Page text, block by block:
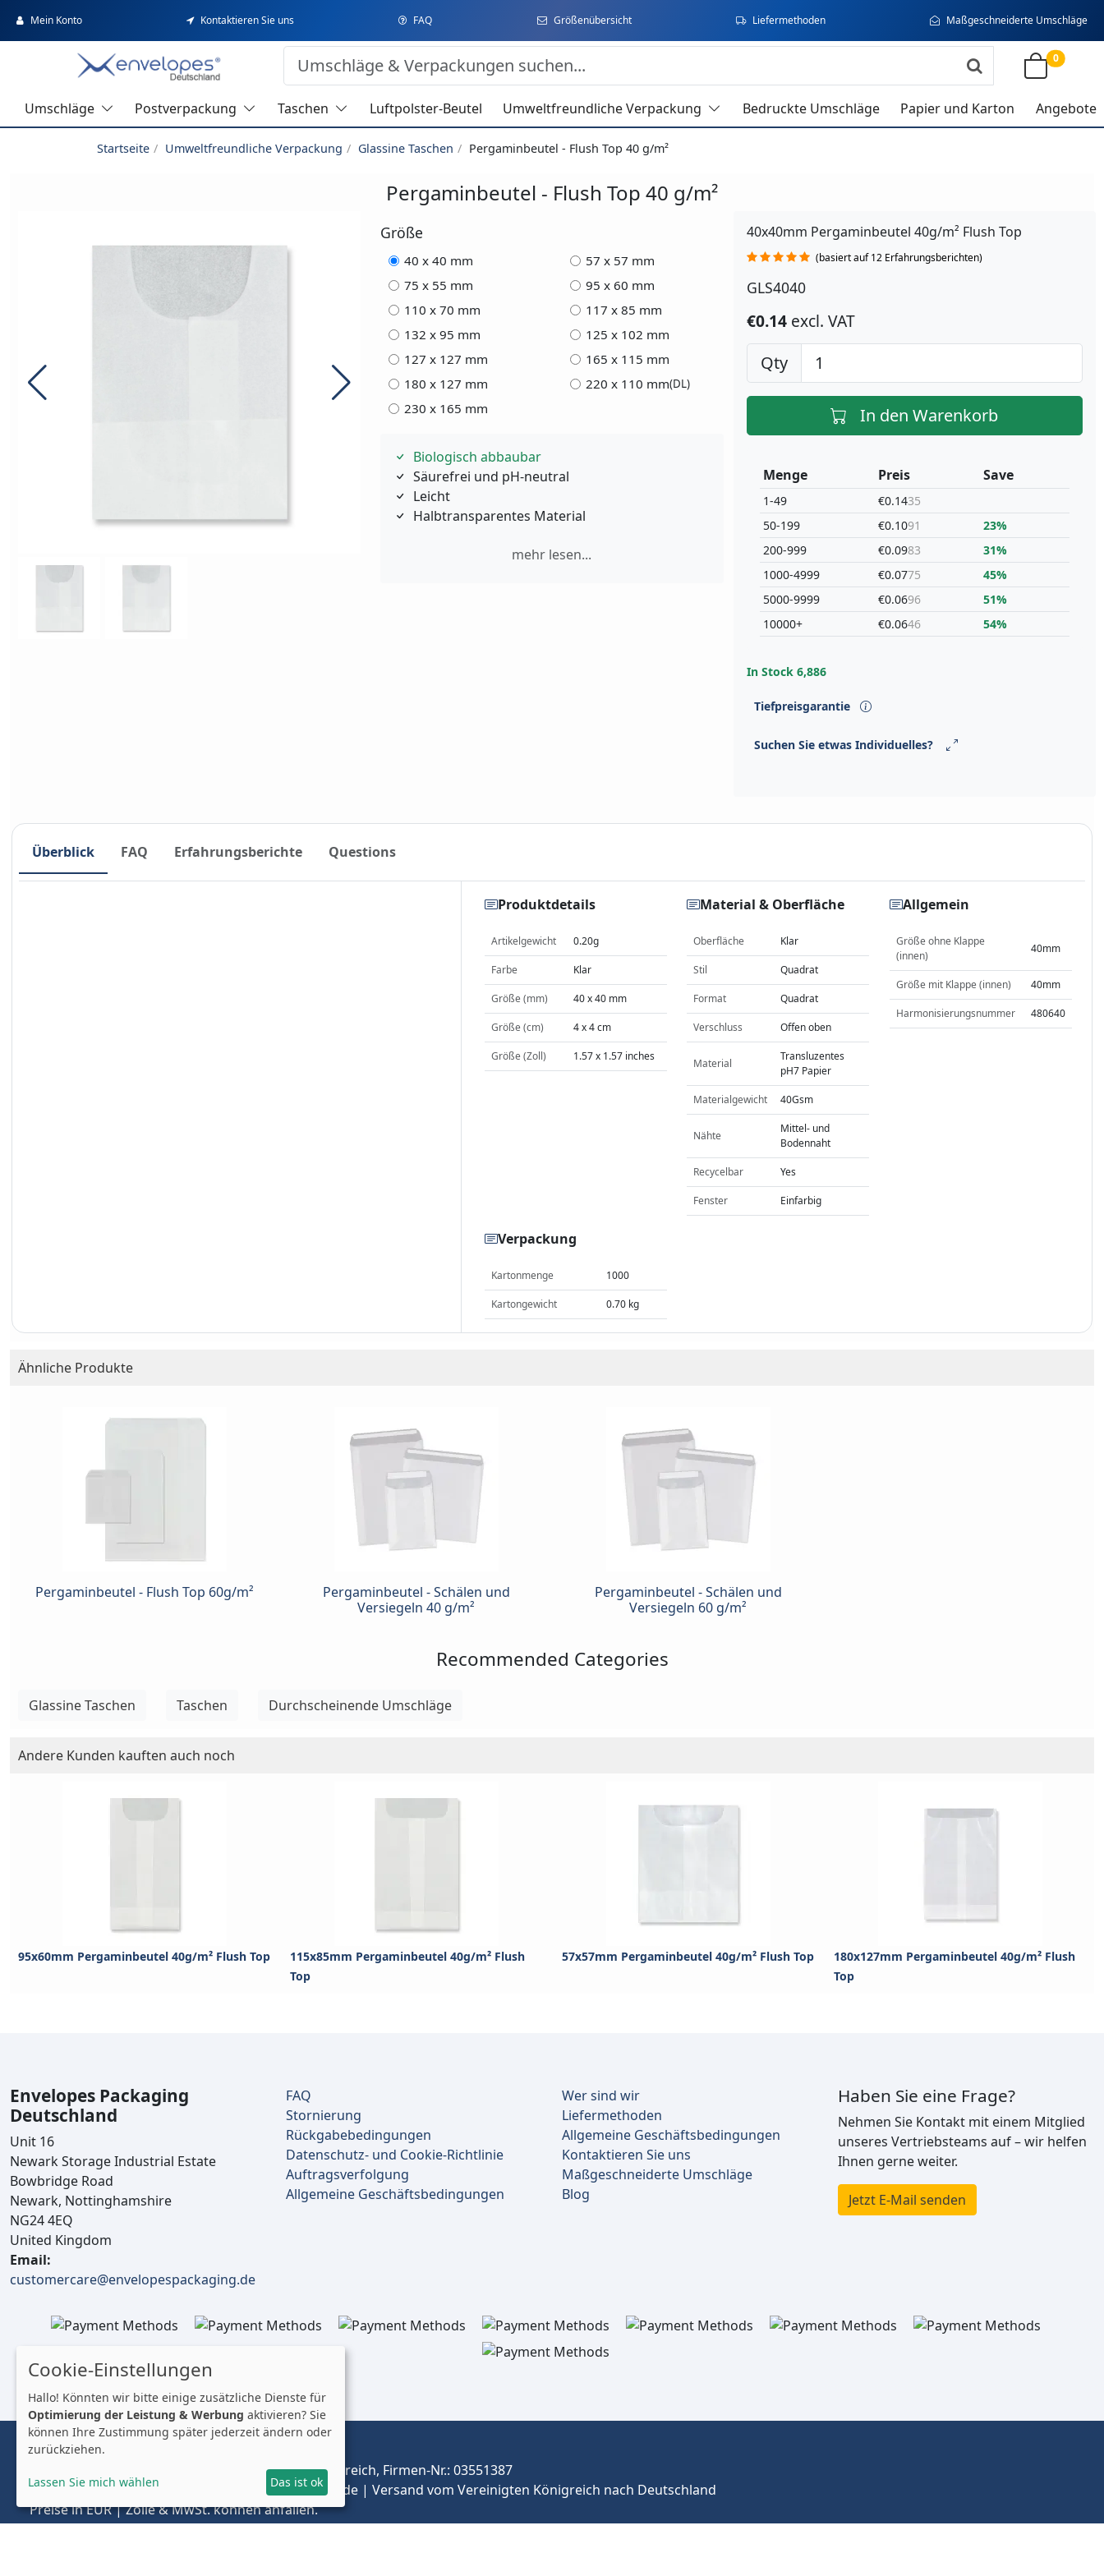
Mein Konto Kontaktieren Sie uns FAQ Größenübersicht Liefermethoden Maßgeschneiderte Umschläge
0
Umschläge Postverpackung Taschen Luftpolster-Beutel Umweltfreundliche Verpackung Bedruckte Umschläge Papier und Karton Angebote
Startseite Umweltfreundliche Verpackung Glassine Taschen Pergaminbeutel - Flush Top 40 g/m²
Pergaminbeutel - Flush Top 40 g/m²
Größe
40 x 40 mm
57 x 57 mm
75 x 55 mm
95 x 60 mm
110 x 70 mm
117 x 85 mm
132 x 95 mm
125 x 102 mm
127 x 127 mm
165 x 115 mm
180 x 127 mm
220 x 110 mm(DL)
230 x 165 mm
Biologisch abbaubar
Säurefrei und pH-neutral
Leicht
Halbtransparentes Material
mehr lesen...
40x40mm Pergaminbeutel 40g/m² Flush Top
(basiert auf 12 Erfahrungsberichten)
GLS4040
€0.14 excl. VAT
Qty
In den Warenkorb
Menge
1-49
50-199
200-999
1000-4999
5000-9999
10000+
Preis
€0.1435
€0.1091
€0.0983
€0.0775
€0.0696
€0.0646
Save
23%
31%
45%
51%
54%
In Stock 6,886
Tiefpreisgarantie
Suchen Sie etwas Individuelles?
Überblick FAQ Erfahrungsberichte Questions
Produktdetails
Artikelgewicht 0.20g
Farbe Klar
Größe (mm) 40 x 40 mm
Größe (cm) 4 x 4 cm
Größe (Zoll) 1.57 x 1.57 inches
Material & Oberfläche
Oberfläche Klar
Stil Quadrat
Format Quadrat
Verschluss Offen oben
Material
Transluzentes
pH7 Papier
Materialgewicht 40Gsm
Nähte
Mittel- und
Bodennaht
Recycelbar Yes
Fenster Einfarbig
Allgemein
Größe ohne Klappe
(innen)
40mm
Größe mit Klappe (innen) 40mm
Harmonisierungsnummer 480640
Verpackung
Kartonmenge 1000
Kartongewicht 0.70 kg
Ähnliche Produkte
Pergaminbeutel - Flush Top 60g/m²
Pergaminbeutel - Schälen und
Versiegeln 40 g/m²
Pergaminbeutel - Schälen und
Versiegeln 60 g/m²
Recommended Categories
Glassine Taschen Taschen Durchscheinende Umschläge
Andere Kunden kauften auch noch
95x60mm Pergaminbeutel 40g/m² Flush Top
115x85mm Pergaminbeutel 40g/m² Flush
Top
57x57mm Pergaminbeutel 40g/m² Flush Top
180x127mm Pergaminbeutel 40g/m² Flush
Top
Envelopes Packaging
Deutschland
Unit 16
Newark Storage Industrial Estate
Bowbridge Road
Newark, Nottinghamshire
NG24 4EQ
United Kingdom
Email:
customercare@envelopespackaging.de
FAQ
Stornierung
Rückgabebedingungen
Datenschutz- und Cookie-Richtlinie
Auftragsverfolgung
Allgemeine Geschäftsbedingungen
Wer sind wir
Liefermethoden
Allgemeine Geschäftsbedingungen
Kontaktieren Sie uns
Maßgeschneiderte Umschläge
Blog
Haben Sie eine Frage?
Nehmen Sie Kontakt mit einem Mitglied
unseres Vertriebsteams auf – wir helfen
Ihnen gerne weiter.
Jetzt E-Mail senden
© 2025 Envelopes Ltd
Eingetragenes Unternehmen im Vereinigten Königreich, Firmen-Nr.: 03551387
Handelnd unter dem Namen envelopespackaging.de | Versand vom Vereinigten Königreich nach Deutschland
Preise in EUR | Zölle & MwSt. können anfallen.
Impressum
Cookie-Einstellungen
Hallo! Könnten wir bitte einige zusätzliche Dienste für
Optimierung der Leistung & Werbung aktivieren? Sie
können Ihre Zustimmung später jederzeit ändern oder
zurückziehen.
Lassen Sie mich wählen Das ist ok